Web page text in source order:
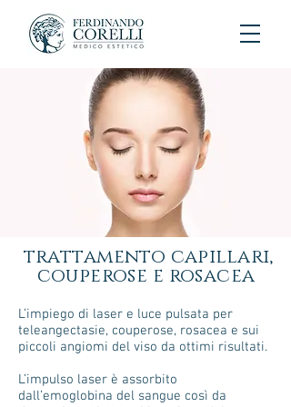
trattamento capillari,
couperose e rosacea
L’impiego di laser e luce pulsata per
teleangectasie, couperose, rosacea e sui
piccoli angiomi del viso da ottimi risultati.
L’impulso laser è assorbito
dall’emoglobina del sangue così da